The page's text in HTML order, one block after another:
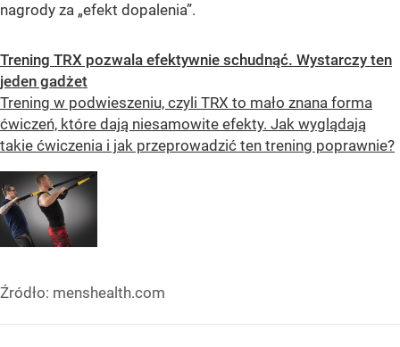
nagrody za „efekt dopalenia”.
Trening TRX pozwala efektywnie schudnąć. Wystarczy ten
jeden gadżet
Trening w podwieszeniu, czyli TRX to mało znana forma
ćwiczeń, które dają niesamowite efekty. Jak wyglądają
takie ćwiczenia i jak przeprowadzić ten trening poprawnie?
Źródło: menshealth.com